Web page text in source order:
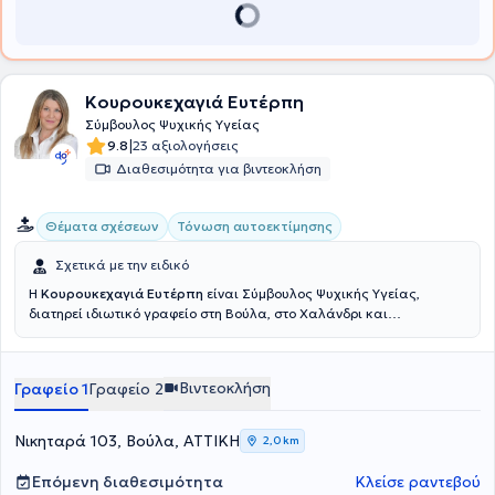
Κουρουκεχαγιά Ευτέρπη
Σύμβουλος Ψυχικής Υγείας
9.8|23 αξιολογήσεις
Διαθεσιμότητα για βιντεοκλήση
Θέματα σχέσεων Τόνωση αυτοεκτίμησης
Σχετικά με την ειδικό
Η Κουρουκεχαγιά Ευτέρπη είναι Σύμβουλος Ψυχικής Υγείας,
διατηρεί ιδιωτικό γραφείο στη Βούλα, στο Χαλάνδρι και
περιλαμβάνει πληθώρα εξειδικεύσεων, όπως ηΑνασυνδυασμένη
Ζεύγους, η Ψυχοθεραπεία Gestalt, η CBT και το NLP. Επιπλέον, έχει
πιστοποιηθεί στη Διαχείριση Συναισθηματικού και Ψυχικού
Τραύματος, στην Ψυχολογία της Υγείας και διαχείριση παθήσεων ,
στη Συστημική Αναπαράσταση και στην Ψυχοδυναμική
Συμβουλευτική. Παράλληλα, έχει αποκτήσει πιστοποίηση στην
Γραφείο 1Γραφείο 2 Βιντεοκλήση
Νικηταρά 103, Βούλα, ΑΤΤΙΚΗ 2,0 km
Επόμενη διαθεσιμότητα Κλείσε ραντεβού